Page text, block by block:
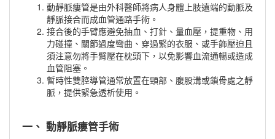
動靜脈瘻管是由外科醫師將病人身體上肢遠端的動脈及
靜脈接合而成血管通路手術。
接合後的手臂應避免抽血、打針、量血壓，提重物、用
力碰撞、關節過度彎曲、穿過緊的衣服、或手飾壓迫且
須注意勿將手臂壓在枕頭下，以免影響血流通暢或造成
血管阻塞。
暫時性雙腔導管通常放置在頸部、腹股溝或鎖骨處之靜
脈，提供緊急透析使用。
一、 動靜脈瘻管手術